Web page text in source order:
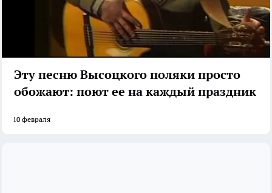
Эту песню Высоцкого поляки просто
обожают: поют ее на каждый праздник
10 февраля